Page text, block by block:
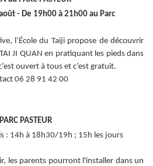
- De 19h00 à 21h00 au Parc
l’École du Taiji propose de découvrir
JI QUAN en pratiquant les pieds dans
ouvert à tous et c’est gratuit.
06 28 91 42 00
PASTEUR
: 14h à 18h30/19h ; 15h les jours
les parents pourront l'installer dans un